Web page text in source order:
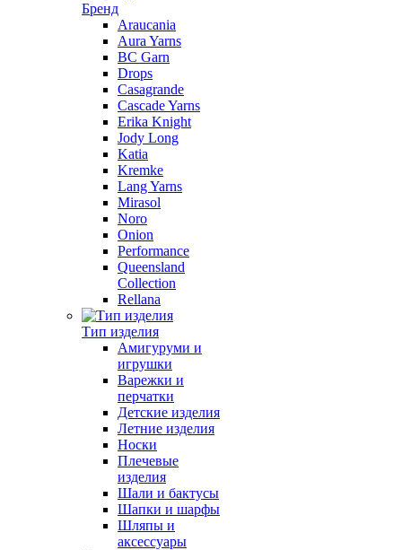
Бренд
Araucania
Aura Yarns
BC Garn
Drops
Casagrande
Cascade Yarns
Erika Knight
Jody Long
Katia
Kremke
Lang Yarns
Mirasol
Noro
Onion
Performance
Queensland
Collection
Rellana
Тип изделия
Амигуруми и
игрушки
Варежки и
перчатки
Детские изделия
Летние изделия
Носки
Плечевые
изделия
Шали и бактусы
Шапки и шарфы
Шляпы и
аксессуары